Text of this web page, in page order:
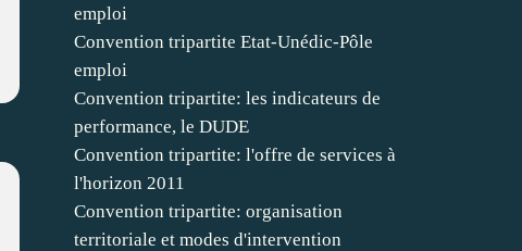
emploi
Convention tripartite Etat-Unédic-Pôle
emploi
Convention tripartite: les indicateurs de
performance, le DUDE
Convention tripartite: l'offre de services à
l'horizon 2011
Convention tripartite: organisation
territoriale et modes d'intervention